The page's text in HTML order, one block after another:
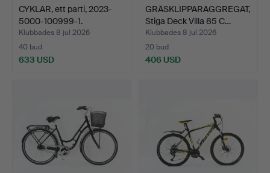
CYKLAR, ett parti, 2023-
5000-100999-1.
Klubbades 8 jul 2026
40 bud
633 USD
GRÄSKLIPPARAGGREGAT,
Stiga Deck Villa 85 C…
Klubbades 8 jul 2026
20 bud
406 USD